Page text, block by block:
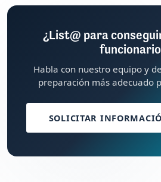
¿List@ para
Habla con nuestro equipo y
preparación más adecuado
SOLICITAR